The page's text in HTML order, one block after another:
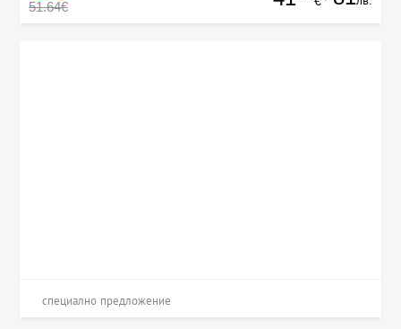
51.64€
специално предложение